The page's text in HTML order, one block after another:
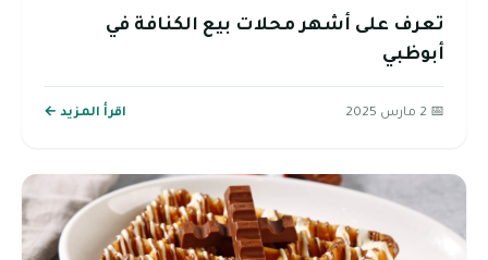
تعرف على أشهر محلات بيع الكنافة في
أبوظبي
📅 2 مارس 2025 اقرأ المزيد ←